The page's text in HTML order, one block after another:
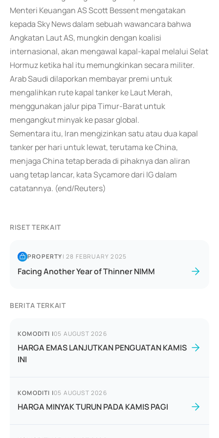
Menteri Keuangan AS Scott Bessent mengatakan
kepada Sky News dalam sebuah wawancara bahwa
Angkatan Laut AS, mungkin dengan koalisi
internasional, akan mengawal kapal-kapal melalui Selat
Hormuz ketika hal itu memungkinkan secara militer.
Arab Saudi dilaporkan membayar premi untuk
mengalihkan rute kapal tanker ke Laut Merah,
menggunakan jalur pipa Timur-Barat untuk
mengangkut minyak ke pasar global.
Sementara itu, Iran mengizinkan satu atau dua kapal
tanker per hari untuk lewat, terutama ke China,
menjaga China tetap berada di pihaknya dan aliran
uang tetap lancar, kata Sycamore dari IG dalam
catatannya. (end/Reuters)
RISET TERKAIT
PROPERTY|28 FEBRUARY 2025
Facing Another Year of Thinner NIMM
BERITA TERKAIT
KOMODITI |05 AUGUST 2026
HARGA EMAS LANJUTKAN PENGUATAN KAMIS
INI
KOMODITI |05 AUGUST 2026
HARGA MINYAK TURUN PADA KAMIS PAGI